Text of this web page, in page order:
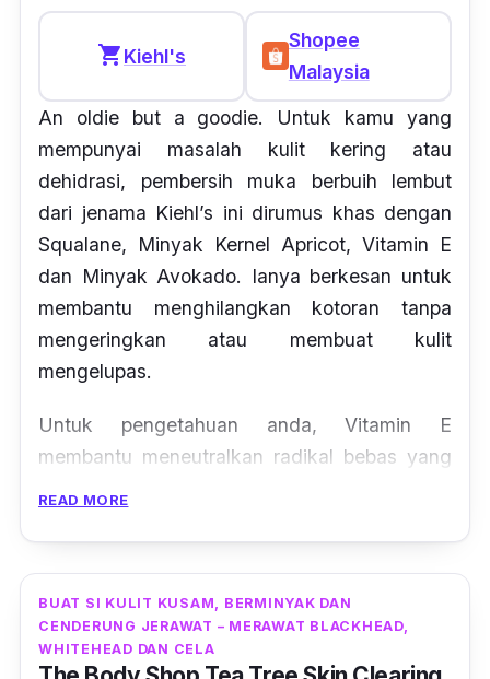
shopping_cartKiehl's
Shopee
Malaysia
An oldie but a goodie. Untuk kamu yang
mempunyai masalah kulit kering atau
dehidrasi, pembersih muka berbuih lembut
dari jenama Kiehl’s ini dirumus khas dengan
Squalane, Minyak Kernel Apricot, Vitamin E
dan Minyak Avokado. Ianya berkesan untuk
membantu menghilangkan kotoran tanpa
mengeringkan atau membuat kulit
mengelupas.
Untuk pengetahuan anda, Vitamin E
membantu meneutralkan radikal bebas yang
READ MORE
BUAT SI KULIT KUSAM, BERMINYAK DAN
CENDERUNG JERAWAT – MERAWAT BLACKHEAD,
WHITEHEAD DAN CELA